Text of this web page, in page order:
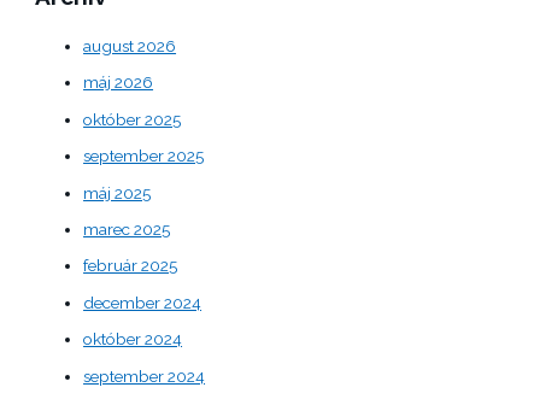
august 2026
máj 2026
október 2025
september 2025
máj 2025
marec 2025
február 2025
december 2024
október 2024
september 2024